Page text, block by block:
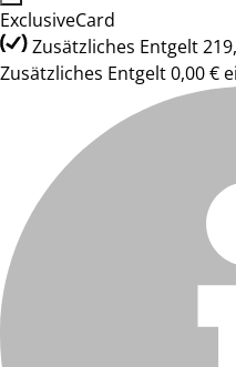
ExclusiveCard
Zusätzliches Entgelt
Zusätzliches Entgelt 0,00 €